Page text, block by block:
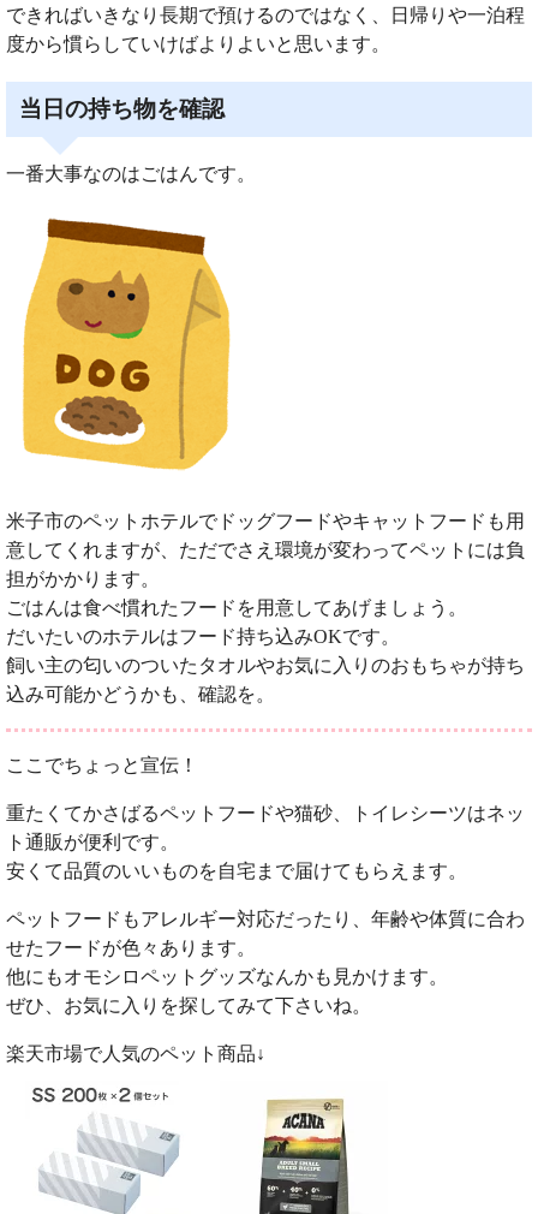
できればいきなり長期で預けるのではなく、日帰りや一泊程
度から慣らしていけばよりよいと思います。
当日の持ち物を確認
一番大事なのはごはんです。
米子市のペットホテルでドッグフードやキャットフードも用
意してくれますが、ただでさえ環境が変わってペットには負
担がかかります。
ごはんは食べ慣れたフードを用意してあげましょう。
だいたいのホテルはフード持ち込みOKです。
飼い主の匂いのついたタオルやお気に入りのおもちゃが持ち
込み可能かどうかも、確認を。
ここでちょっと宣伝！
重たくてかさばるペットフードや猫砂、トイレシーツはネッ
ト通販が便利です。
安くて品質のいいものを自宅まで届けてもらえます。
ペットフードもアレルギー対応だったり、年齢や体質に合わ
せたフードが色々あります。
他にもオモシロペットグッズなんかも見かけます。
ぜひ、お気に入りを探してみて下さいね。
楽天市場で人気のペット商品↓